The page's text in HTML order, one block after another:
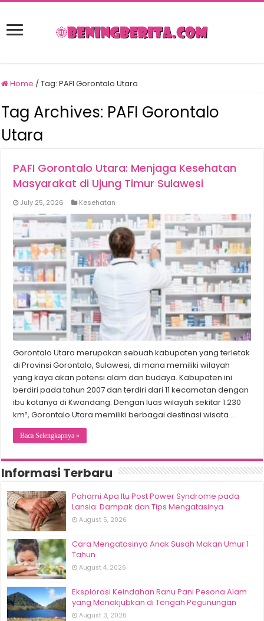
Home /Tag:PAFI Gorontalo Utara
Tag Archives: PAFI Gorontalo
Utara
PAFI Gorontalo Utara: Menjaga Kesehatan
Masyarakat di Ujung Timur Sulawesi
July 25, 2026 Kesehatan
Gorontalo Utara merupakan sebuah kabupaten yang terletak
di Provinsi Gorontalo, Sulawesi, di mana memiliki wilayah
yang kaya akan potensi alam dan budaya. Kabupaten ini
berdiri pada tahun 2007 dan terdiri dari 11 kecamatan dengan
ibu kotanya di Kwandang. Dengan luas wilayah sekitar 1.230
km², Gorontalo Utara memiliki berbagai destinasi wisata …
Baca Selengkapnya »
Informasi Terbaru
Pahami Apa Itu Post Power Syndrome pada
Lansia: Dampak dan Tips Mengatasinya
August 5, 2026
Cara Mengatasinya Anak Susah Makan Umur 1
Tahun
August 4, 2026
Eksplorasi Keindahan Ranu Pani Pesona Alam
yang Menakjubkan di Tengah Pegunungan
August 3, 2026